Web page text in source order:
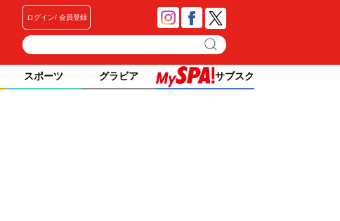
ログイン 会員登録
スポーツ グラビア サブスク